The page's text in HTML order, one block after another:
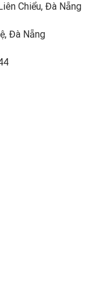
Chiểu, Đà Nẵng
Đà Nẵng